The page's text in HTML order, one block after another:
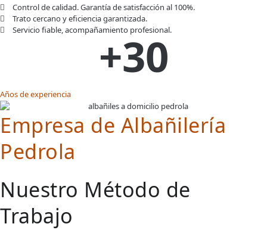
Control de calidad. Garantía de satisfacción al 100%.
Trato cercano y eficiencia garantizada.
Servicio fiable, acompañamiento profesional.
+30
Años de experiencia
Empresa de Albañilería
Pedrola
Nuestro Método de
Trabajo